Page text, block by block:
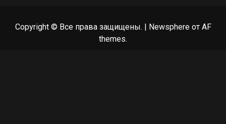
Copyright © Все права защищены. Newsphereот AF
themes.